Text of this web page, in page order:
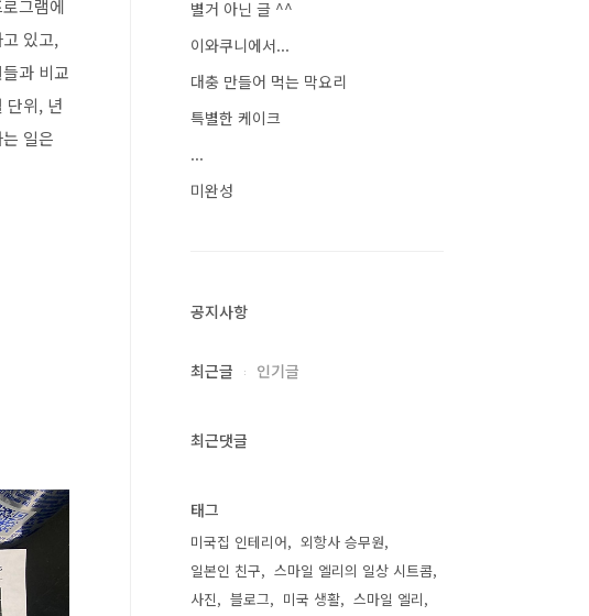
그램에
있고,
과 비교
단위, 년
일은
별거 아닌 글 ^^
이와쿠니에서...
대충 만들어 먹는 막요리
특별한 케이크
...
미완성
공지사항
최근글 인기글
최근댓글
태그
미국집 인테리어
외항사 승무원
일본인 친구
스마일 엘리의 일상 시트콤
사진
블로그 미국 생활
스마일 엘리